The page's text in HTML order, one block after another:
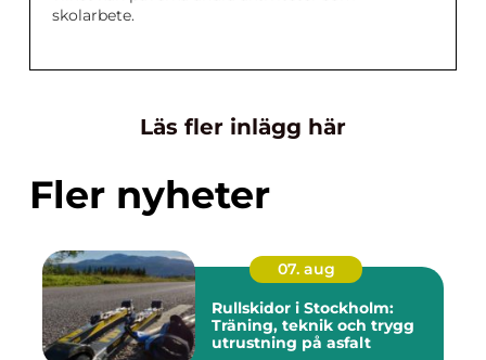
skolarbete.
Läs fler inlägg här
Fler nyheter
07. aug
Rullskidor i Stockholm:
Träning, teknik och trygg
utrustning på asfalt